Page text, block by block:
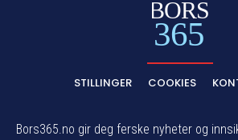
BORS
365
STILLINGER COOKIES
Bors365.no gir deg ferske nyheter og